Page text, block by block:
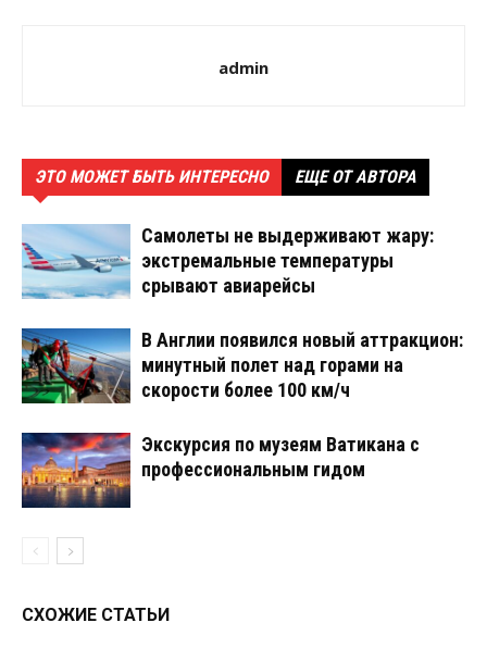
admin
ЭТО МОЖЕТ БЫТЬ ИНТЕРЕСНО ЕЩЕ ОТ АВТОРА
Самолеты не выдерживают жару:
экстремальные температуры
срывают авиарейсы
В Англии появился новый аттракцион:
минутный полет над горами на
скорости более 100 км/ч
Экскурсия по музеям Ватикана с
профессиональным гидом
СХОЖИЕ СТАТЬИ